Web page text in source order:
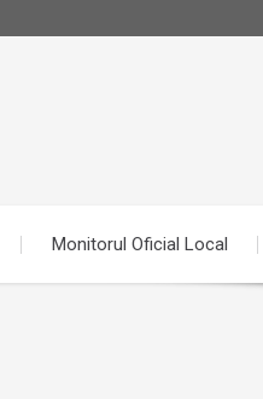
Monitorul Oficial Local